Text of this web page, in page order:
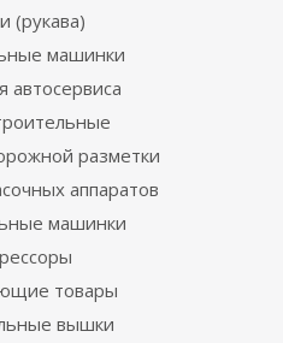
(рукава)
машинки
автосервиса
разметки
аппаратов
машинки
товары
вышки